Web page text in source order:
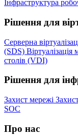
Інфраструктура
Рішення для
Серверна
(SDS)
столів (VDI)
Рішення для
Захист мережі
SOC
Про нас